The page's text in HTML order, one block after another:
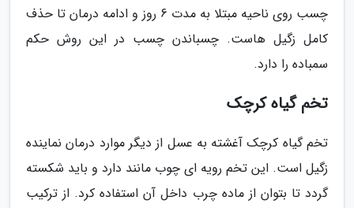
چسب روی ناحیه مبتلا به مدت 6 روز و ادامه درمان تا حذف
کامل زگیل هاست. چسباندن چسب در این روش حکم
سمباده را دارد.
تخم گیاه کرچک
تخم گیاه کرچک آغشته به عسل از دیگر موارد درمان نماینده
زگیل است. این تخم رویه ای چوب مانند دارد و باید شکسته
گردد تا بتوان از ماده چرب داخل آن استفاده کرد. از ترکیب